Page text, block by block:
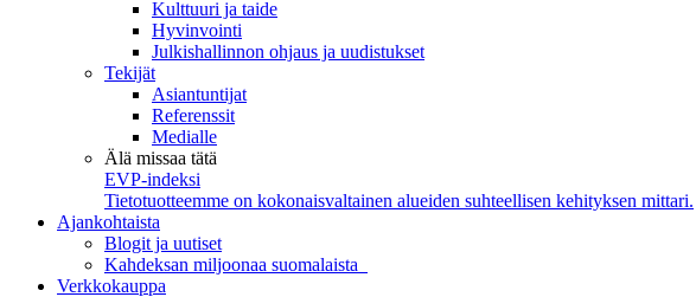
Kulttuuri ja taide
Hyvinvointi
Julkishallinnon ohjaus ja uudistukset
Tekijät
Asiantuntijat
Referenssit
Medialle
Älä missaa tätä
EVP-indeksi
Tietotuotteemme on kokonaisvaltainen alueiden suhteellisen kehityksen mittari.
Ajankohtaista
Blogit ja uutiset
Kahdeksan miljoonaa suomalaista
Verkkokauppa